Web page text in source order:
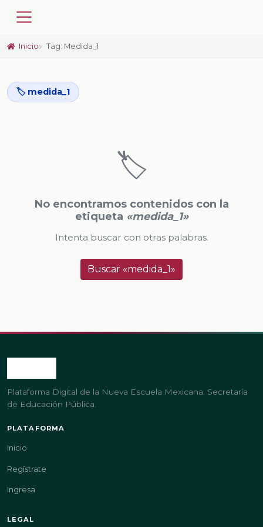
Inicio Tag: Medida_1
🏷️ medida_1
🏷️
No encontramos contenidos con la
etiqueta «medida_1»
Intenta buscar con otras palabras.
Buscar «medida_1»
Plataforma Digital de la Nueva Escuela Mexicana. Secretaría
de Educación Pública.
PLATAFORMA
Inicio
Regístrate
Ingresa
LEGAL